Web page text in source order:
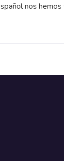
nos